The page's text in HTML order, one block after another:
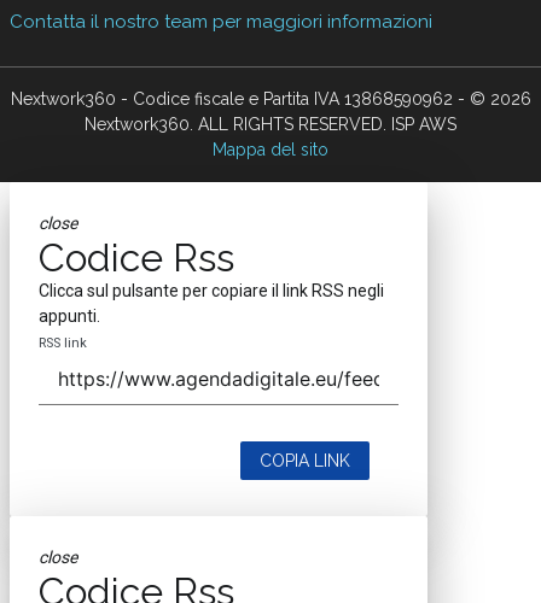
Contatta il nostro team per maggiori informazioni
Nextwork360 - Codice fiscale e Partita IVA 13868590962 - © 2026
Nextwork360. ALL RIGHTS RESERVED. ISP AWS
Mappa del sito
close
Codice Rss
Clicca sul pulsante per copiare il link RSS negli
appunti.
RSS link
COPIA LINK
close
Codice Rss